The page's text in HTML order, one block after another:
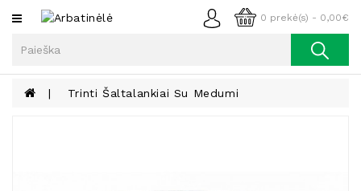
0 prekė(s) - 0,00€
Kategorijos
Kava
Trinti Šaltalankiai Su Medumi